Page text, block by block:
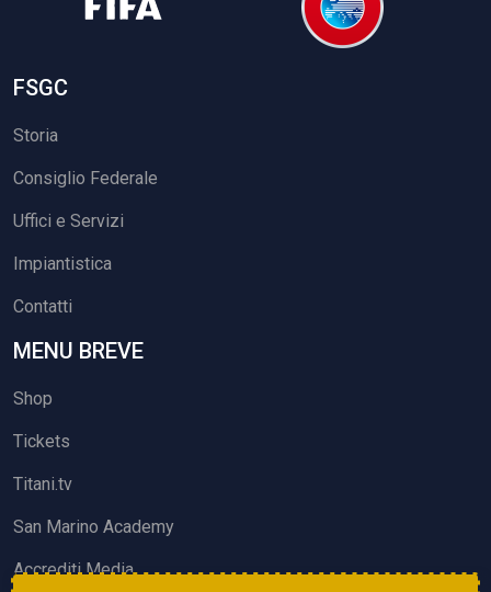
FSGC
Storia
Consiglio Federale
Uffici e Servizi
Impiantistica
Contatti
MENU BREVE
Shop
Tickets
Titani.tv
San Marino Academy
Accrediti Media